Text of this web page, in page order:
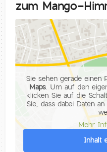
zum Mango-
Sie sehen gerade einen
Maps. Um auf den
klicken Sie auf die
Sie, dass dabei Daten
Mehr
Inhalt